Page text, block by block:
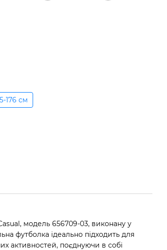
176 см
модель 656709-03, виконану у
футболка ідеально підходить для
активностей, поєднуючи в собі